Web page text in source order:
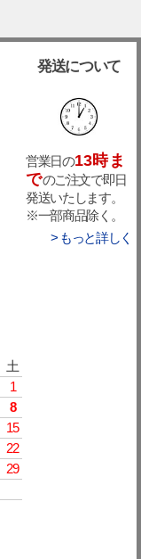
発送について
営業日の13時ま
でのご注文で即日
発送いたします。
※一部商品除く。
> もっと詳しく
土
1
8
15
22
29